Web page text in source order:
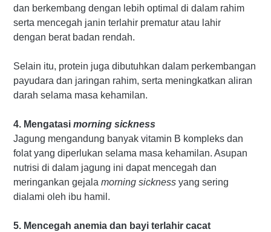
dan berkembang dengan lebih optimal di dalam rahim
serta mencegah janin terlahir prematur atau lahir
dengan berat badan rendah.
Selain itu, protein juga dibutuhkan dalam perkembangan
payudara dan jaringan rahim, serta meningkatkan aliran
darah selama masa kehamilan.
4. Mengatasi morning sickness
Jagung mengandung banyak vitamin B kompleks dan
folat yang diperlukan selama masa kehamilan. Asupan
nutrisi di dalam jagung ini dapat mencegah dan
meringankan gejala morning sickness yang sering
dialami oleh ibu hamil.
5. Mencegah anemia dan bayi terlahir cacat